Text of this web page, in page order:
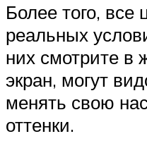
Более того, все
реальных
них смотрите в
экран, могут
менять свою
оттенки.